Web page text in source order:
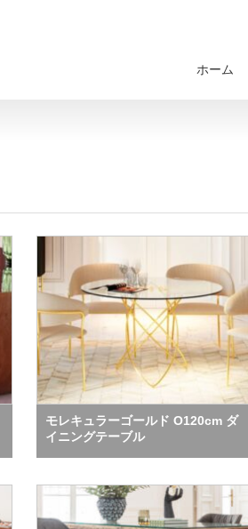
ホーム
モレキュラーゴールド O120cm ダ
イニングテーブル